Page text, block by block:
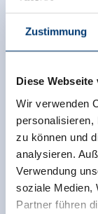
Zustimmung
Diese
Wir verwenden
personalisieren,
zu können und
analysieren.
Verwendung
soziale Medien,
Partner führen